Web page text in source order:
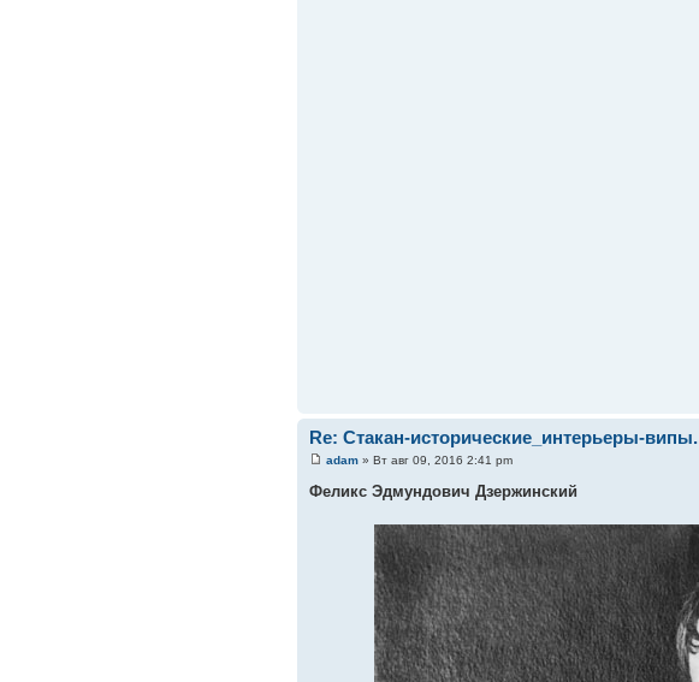
Re: Стакан-исторические_интерьеры-випы.
adam » Вт авг 09, 2016 2:41 pm
Феликс Эдмундович Дзержинский